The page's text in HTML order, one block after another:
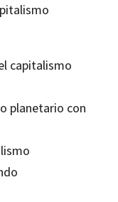
capitalismo
planetario con